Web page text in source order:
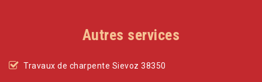
Autres services
Travaux de charpente Sievoz 38350